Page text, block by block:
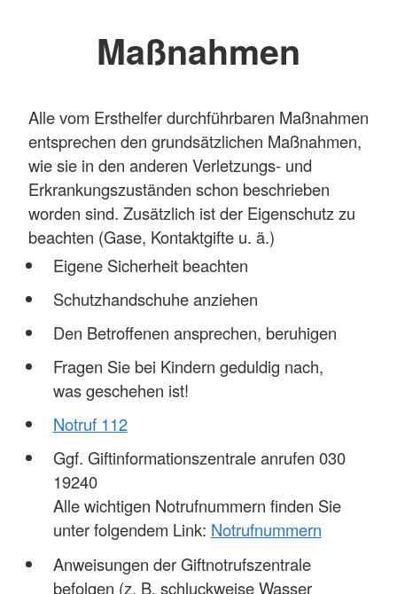
Maßnahmen
Alle vom Ersthelfer durchführbaren Maßnahmen
entsprechen den grundsätzlichen Maßnahmen,
wie sie in den anderen Verletzungs- und
Erkrankungszuständen schon beschrieben
worden sind. Zusätzlich ist der Eigenschutz zu
beachten (Gase, Kontaktgifte u. ä.)
Eigene Sicherheit beachten
Schutzhandschuhe anziehen
Den Betroffenen ansprechen, beruhigen
Fragen Sie bei Kindern geduldig nach,
was geschehen ist!
Notruf 112
Ggf. Giftinformationszentrale anrufen 030
19240
Alle wichtigen Notrufnummern finden Sie
unter folgendem Link: Notrufnummern
Anweisungen der Giftnotrufszentrale
befolgen (z. B. schluckweise Wasser